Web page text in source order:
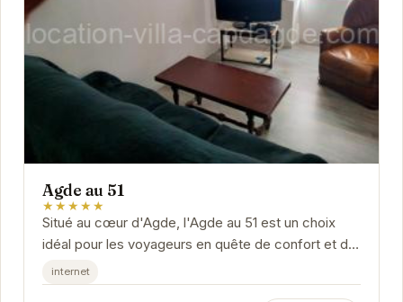
Agde au 51
★★★★★
Situé au cœur d'Agde, l'Agde au 51 est un choix
idéal pour les voyageurs en quête de confort et de
tranquillité. Proposant des chambres...
internet